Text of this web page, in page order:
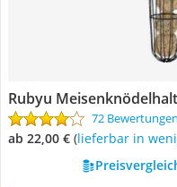
Rubyu
72 Bewertungen
ab 22,00 € ( Lieferbar in